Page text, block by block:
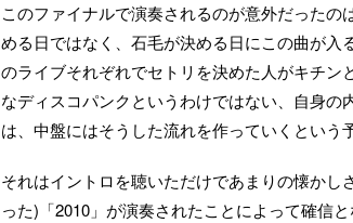
このファイナルで演奏されるのが意外だった
める日ではなく、石毛が決める日にこの曲が
のライブそれぞれでセトリを決めた人がキチ
なディスコパンクというわけではない、自身
は、中盤にはそうした流れを作っていくという
それはイントロを聴いただけであまりの懐か
った)「2010」が演奏されたことによって確信と